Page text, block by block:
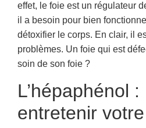
effet, le foie est un régulateur
il a besoin pour bien
détoxifier le corps. En clair, il
problèmes. Un foie qui est
soin de son foie ?
L’hépaphénol
entretenir